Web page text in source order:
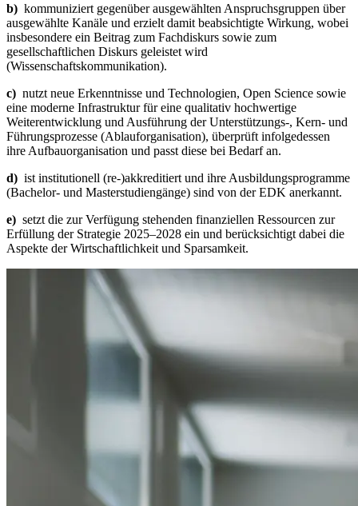
b) kommuniziert gegenüber ausgewählten Anspruchsgruppen über
ausgewählte Kanäle und erzielt damit beabsichtigte Wirkung, wobei
insbesondere ein Beitrag zum Fachdiskurs sowie zum
gesellschaftlichen Diskurs geleistet wird
(Wissenschaftskommunikation).
c) nutzt neue Erkenntnisse und Technologien, Open Science sowie
eine moderne Infrastruktur für eine qualitativ hochwertige
Weiterentwicklung und Ausführung der Unterstützungs-, Kern- und
Führungsprozesse (Ablauforganisation), überprüft infolgedessen
ihre Aufbauorganisation und passt diese bei Bedarf an.
d) ist institutionell (re-)akkreditiert und ihre Ausbildungsprogramme
(Bachelor- und Masterstudiengänge) sind von der EDK anerkannt.
e) setzt die zur Verfügung stehenden finanziellen Ressourcen zur
Erfüllung der Strategie 2025–2028 ein und berücksichtigt dabei die
Aspekte der Wirtschaftlichkeit und Sparsamkeit.